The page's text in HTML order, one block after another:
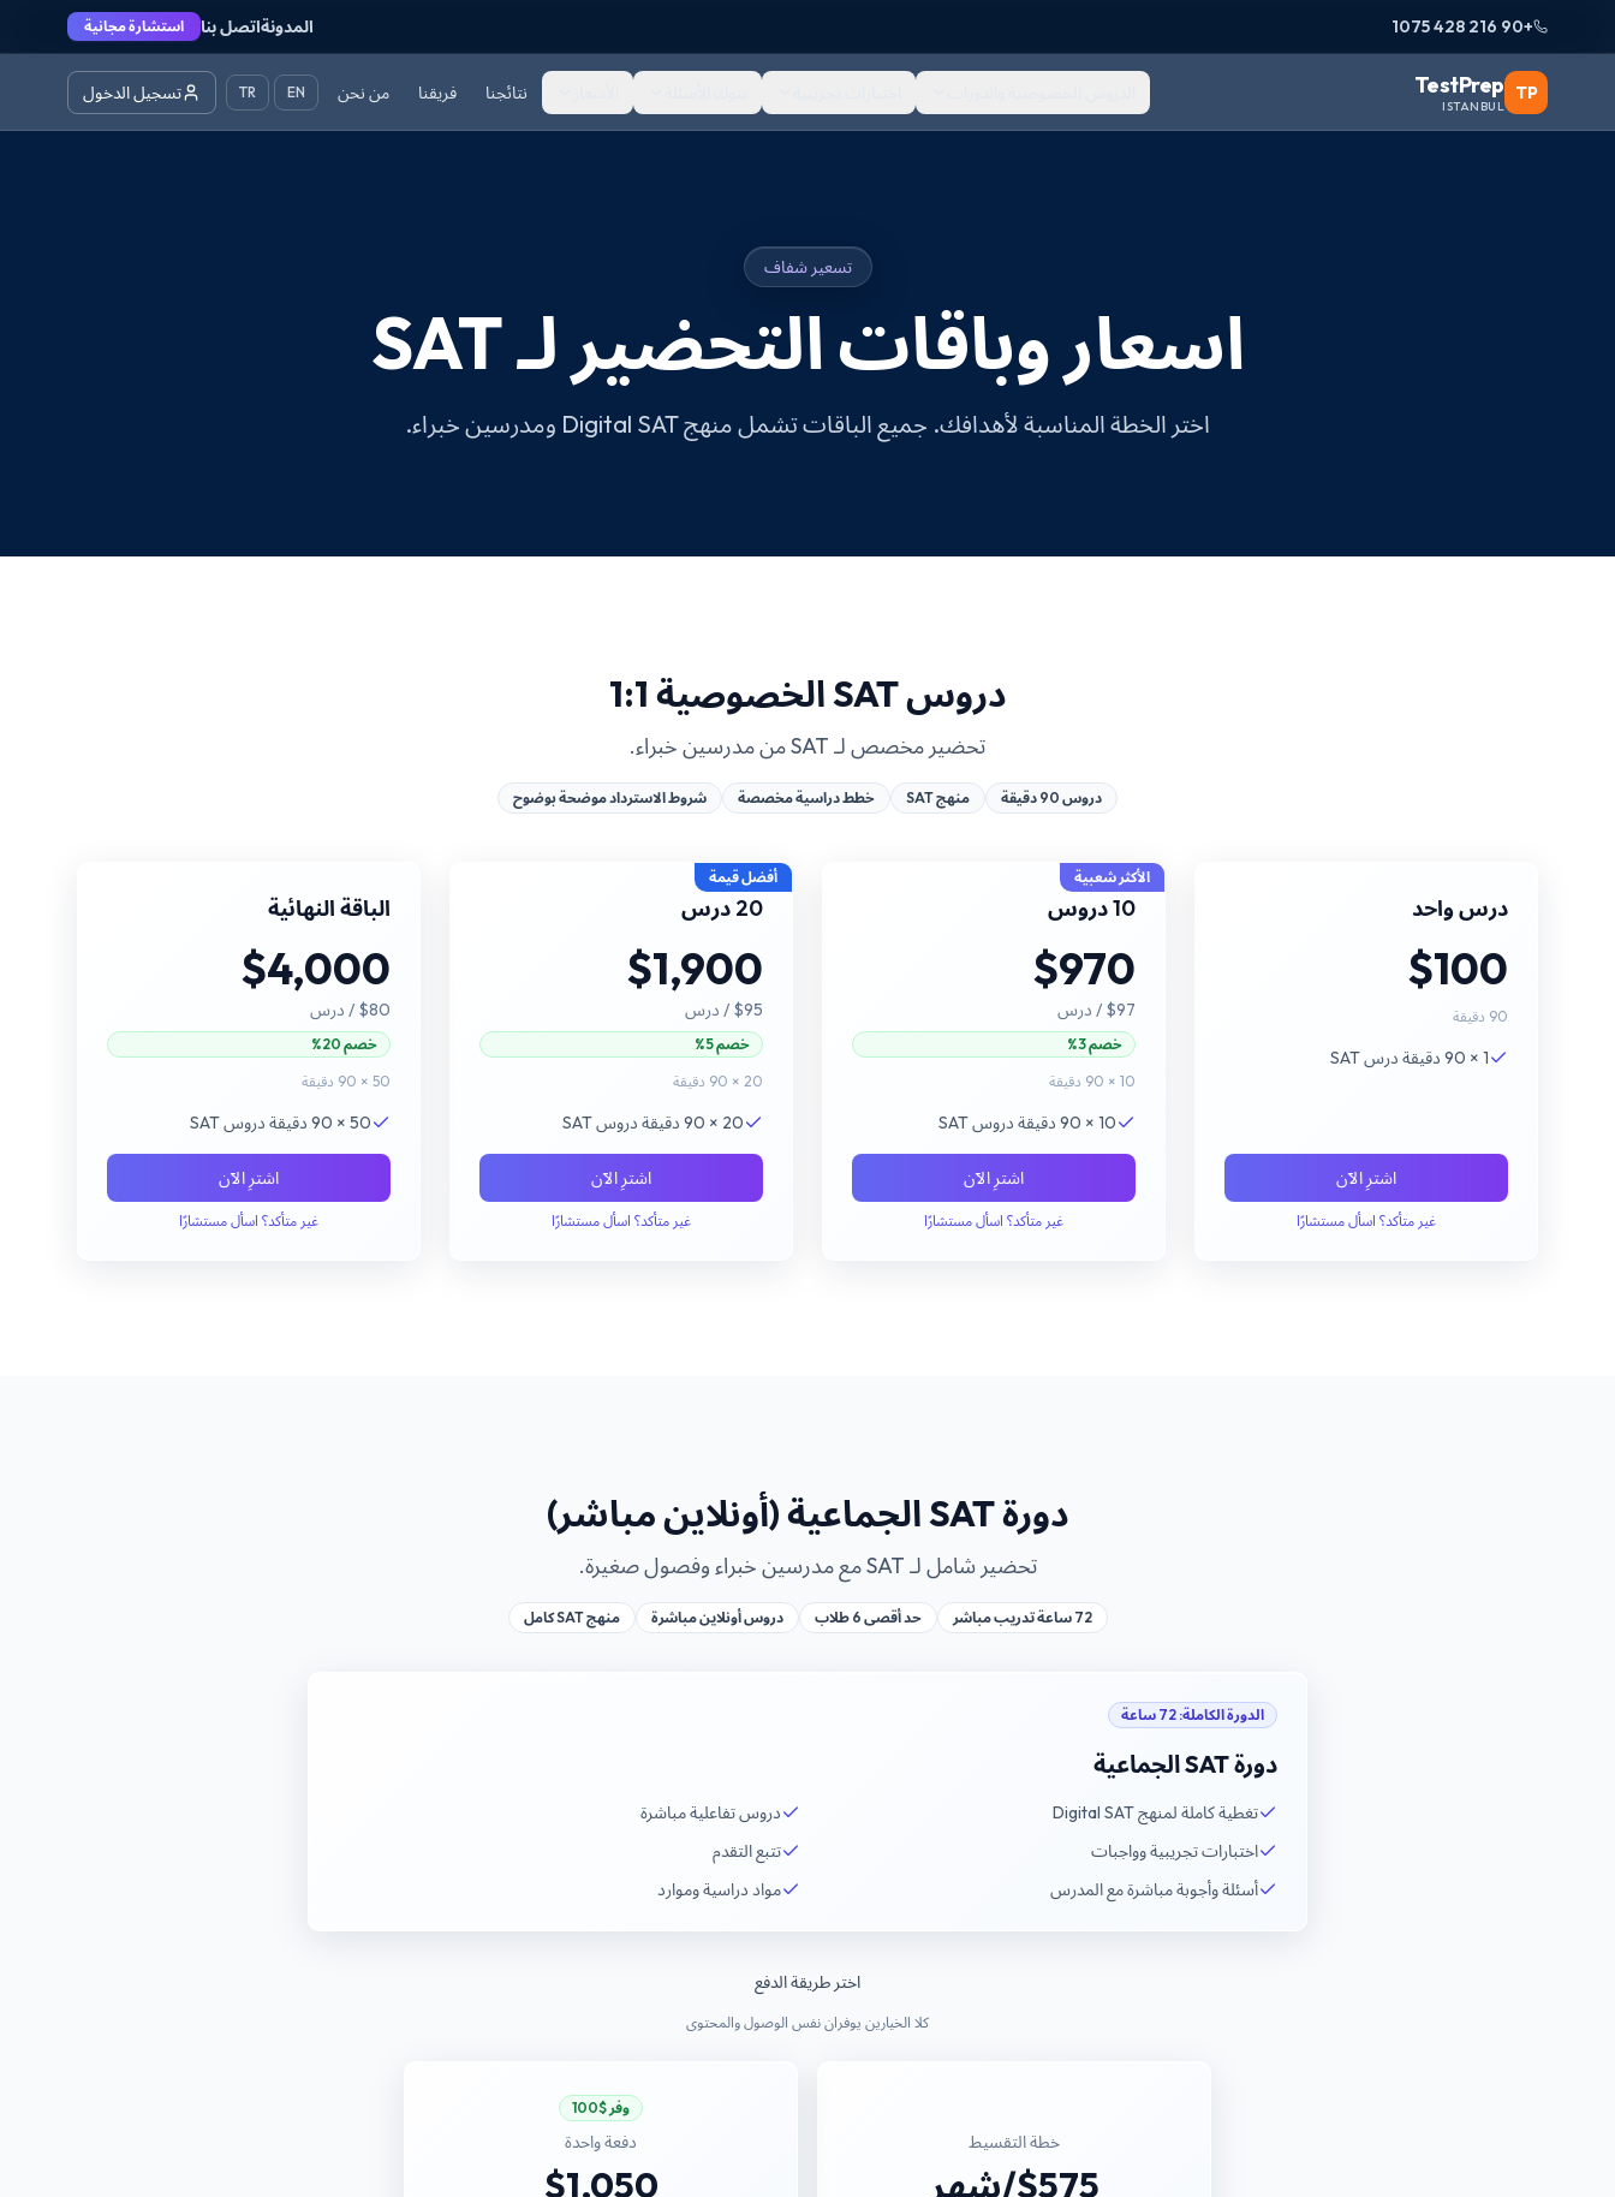
+90 216 428 1075 المدونةاتصل بنا استشارة مجانية
TP
TestPrep
ISTANBUL
نتائجنا فريقنا من نحن EN
TR تسجيل الدخول
تسعير شفاف
اسعار وباقات التحضير لـ SAT
اختر الخطة المناسبة لأهدافك. جميع الباقات تشمل منهج Digital SAT ومدرسين خبراء.
دروس SAT الخصوصية 1:1
تحضير مخصص لـ SAT من مدرسين خبراء.
دروس 90 دقيقة منهج SAT خطط دراسية مخصصة شروط الاسترداد موضحة بوضوح
درس واحد
$100
90 دقيقة
1 × 90 دقيقة درس SAT
اشترِ الآن
غير متأكد؟ اسأل مستشارًا
الأكثر شعبية
10 دروس
$970
$97 / درس
خصم 3%
10 × 90 دقيقة
10 × 90 دقيقة دروس SAT
اشترِ الآن
غير متأكد؟ اسأل مستشارًا
أفضل قيمة
20 درس
$1,900
$95 / درس
خصم 5%
20 × 90 دقيقة
20 × 90 دقيقة دروس SAT
اشترِ الآن
غير متأكد؟ اسأل مستشارًا
الباقة النهائية
$4,000
$80 / درس
خصم 20%
50 × 90 دقيقة
50 × 90 دقيقة دروس SAT
اشترِ الآن
غير متأكد؟ اسأل مستشارًا
دورة SAT الجماعية (أونلاين مباشر)
تحضير شامل لـ SAT مع مدرسين خبراء وفصول صغيرة.
72 ساعة تدريب مباشر حد أقصى 6 طلاب دروس أونلاين مباشرة منهج SAT كامل
الدورة الكاملة: 72 ساعة
دورة SAT الجماعية
تغطية كاملة لمنهج Digital SAT
دروس تفاعلية مباشرة
اختبارات تجريبية وواجبات
تتبع التقدم
أسئلة وأجوبة مباشرة مع المدرس
مواد دراسية وموارد
اختر طريقة الدفع
كلا الخيارين يوفران نفس الوصول والمحتوى
خطة التقسيط
$575/شهر
وفر $100
دفعة واحدة
$1,050